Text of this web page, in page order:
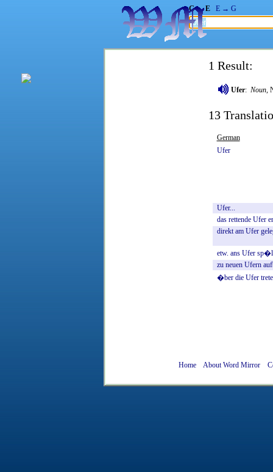
G → E E → G
1 Result:
Ufer: Noun,
13
German
Ufer
Ufer...
das rettende Ufer
direkt am Ufer
etw. ans Ufer
zu neuen Ufern
�ber die Ufer
Home About Word Mirror